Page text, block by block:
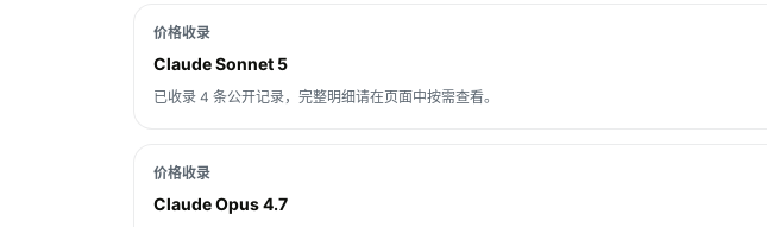
价格收录
Claude Sonnet 5
已收录 4 条公开记录，完整明细请在页面中按需查看。
价格收录
Claude Opus 4.7